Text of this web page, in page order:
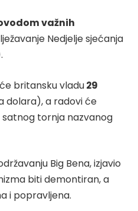
važnih
Nedjelje sjećanja
britansku vladu29
dolara), a radovi će
tornja nazvanog
Big Bena, izjavio
biti demontiran, a
i popravljena.